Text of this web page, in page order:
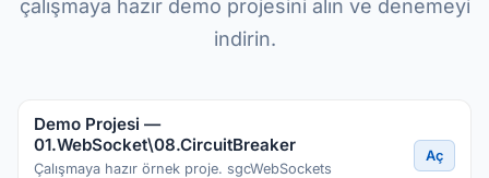
çalışmaya hazır demo projesini alın ve denemeyi
indirin.
Demo Projesi —
01.WebSocket\08.CircuitBreaker
Çalışmaya hazır örnek proje. sgcWebSockets
Aç